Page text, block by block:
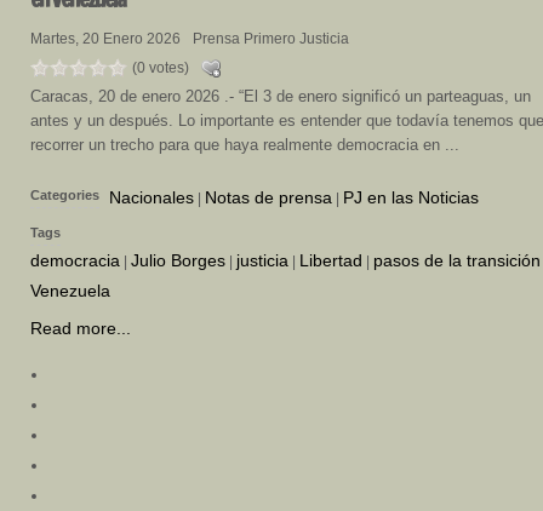
Martes, 20 Enero 2026
Prensa Primero Justicia
(0 votes)
Caracas, 20 de enero 2026 .- “El 3 de enero significó un parteaguas, un
antes y un después. Lo importante es entender que todavía tenemos que
recorrer un trecho para que haya realmente democracia en ...
Categories Nacionales Notas de prensa PJ en las Noticias
Tags
democracia Julio Borges justicia Libertad pasos de la transición
Venezuela
Read more...